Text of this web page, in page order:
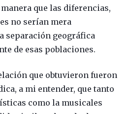
que las diferencias,
no serían mera
separación geográfica
de esas poblaciones.
que obtuvieron fueron
a mi entender, que tanto
como la musicales